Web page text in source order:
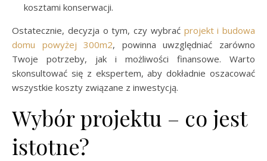
kosztami konserwacji.
Ostatecznie, decyzja o tym, czy wybrać projekt i budowa
domu powyżej 300m2, powinna uwzględniać zarówno
Twoje potrzeby, jak i możliwości finansowe. Warto
skonsultować się z ekspertem, aby dokładnie oszacować
wszystkie koszty związane z inwestycją.
Wybór projektu – co jest
istotne?